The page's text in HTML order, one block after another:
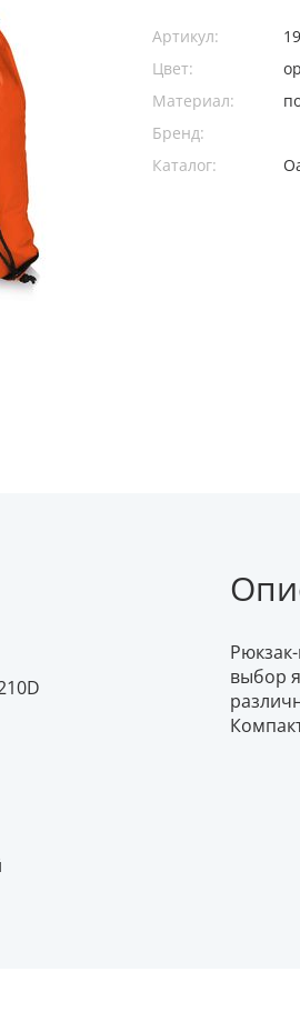
Артикул:
Цвет:
Материал:
Бренд:
Каталог:
выбор